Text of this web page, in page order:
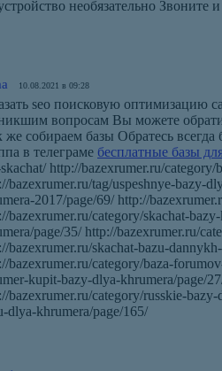
необязательно Звоните и
10.08.2021 в 09:28
seo поисковую оптимизацию
вопросам Вы можете
же собираем базы Обратесь всегда
в телеграме бесплатные базы
http://bazexrumer.ru/
bazexrumer.ru/tag/uspeshnye-bazy-
2017/page/69/ http://
bazexrumer.ru/category/skachat-
page/35/ http://bazexrumer.ru/
bazexrumer.ru/skachat-bazu-
bazexrumer.ru/category/baza-
kupit-bazy-dlya-khrumera/page/
bazexrumer.ru/category/russkie-
dlya-khrumera/page/165/